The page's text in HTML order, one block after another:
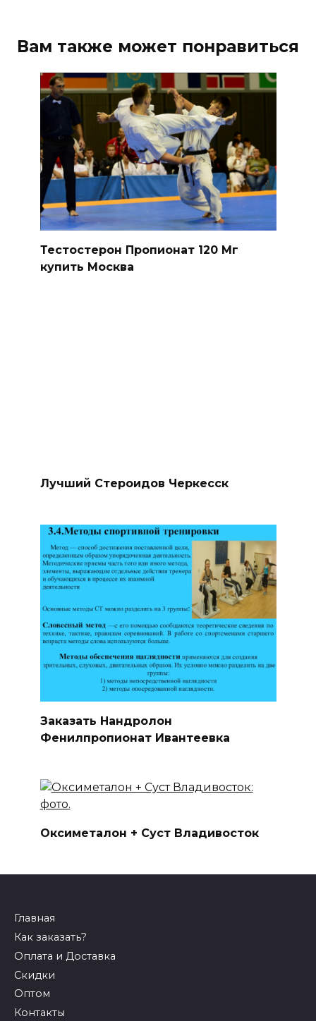
Вам также может понравиться
Тестостерон Пропионат 120 Мг
купить Москва
Лучший Стероидов Черкесск
Заказать Нандролон
Фенилпропионат Ивантеевка
Оксиметалон + Суст Владивосток
Главная
Как заказать?
Оплата и Доставка
Скидки
Оптом
Контакты